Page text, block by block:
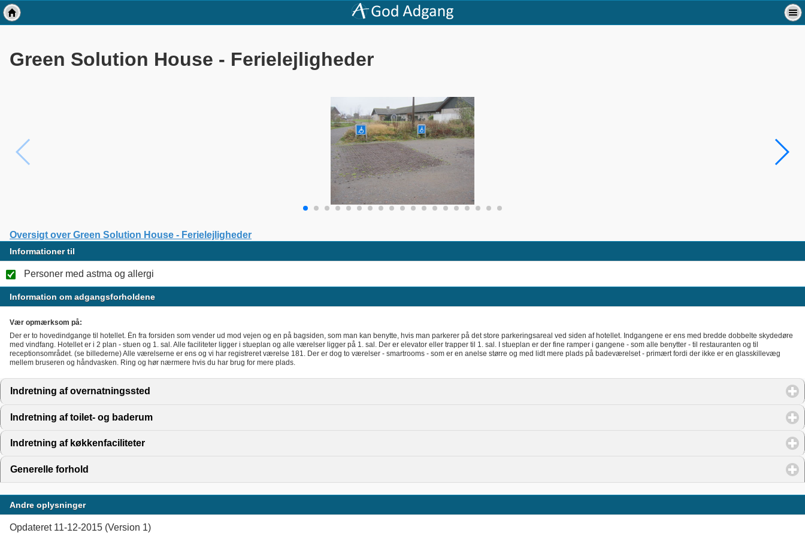
Green Solution House - Ferielejligheder
Oversigt over Green Solution House - Ferielejligheder
Informationer til
Personer med astma og allergi
Information om adgangsforholdene
Vær opmærksom på:
Der er to hovedindgange til hotellet. Én fra forsiden som vender ud mod vejen og en på bagsiden, som man kan benytte, hvis man parkerer på det store parkeringsareal ved siden af hotellet. Indgangene er ens med bredde dobbelte skydedøre
med vindfang. Hotellet er i 2 plan - stuen og 1. sal. Alle faciliteter ligger i stueplan og alle værelser ligger på 1. sal. Der er elevator eller trapper til 1. sal. I stueplan er der fine ramper i gangene - som alle benytter - til restauranten og til
receptionsområdet. (se billederne) Alle værelserne er ens og vi har registreret værelse 181. Der er dog to værelser - smartrooms - som er en anelse større og med lidt mere plads på badeværelset - primært fordi der ikke er en glasskillevæg
mellem bruseren og håndvasken. Ring og hør nærmere hvis du har brug for mere plads.
Indretning af overnatningssted
Indretning af toilet- og baderum
Indretning af køkkenfaciliteter
Generelle forhold
Andre oplysninger
Opdateret 11-12-2015 (Version 1)